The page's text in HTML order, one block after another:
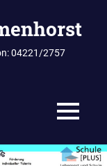
04221/2757
MENÜ